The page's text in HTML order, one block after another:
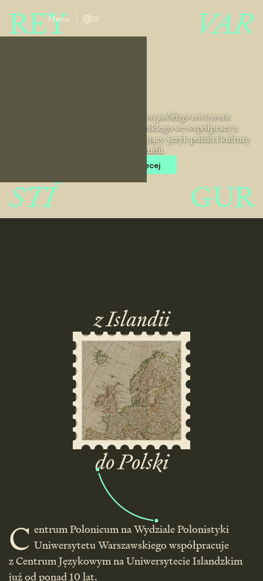
Menu IS
Z Reykjaviku do Warszawy śladami polskiego oświecenia.
Projekt Uniwersytetu Warszawskiego we współpracy z
Uniwersytetem Islandzkim promujący język polski i kulturę
polską w Islandii.
Zobacz więcej
REY VAR
STÍ GUR
z Islandii
do Polski
C entrum Polonicum na Wydziale Polonistyki
Uniwersytetu Warszawskiego współpracuje
z Centrum Językowym na Uniwersytecie Islandzkim
już od ponad 10 lat.